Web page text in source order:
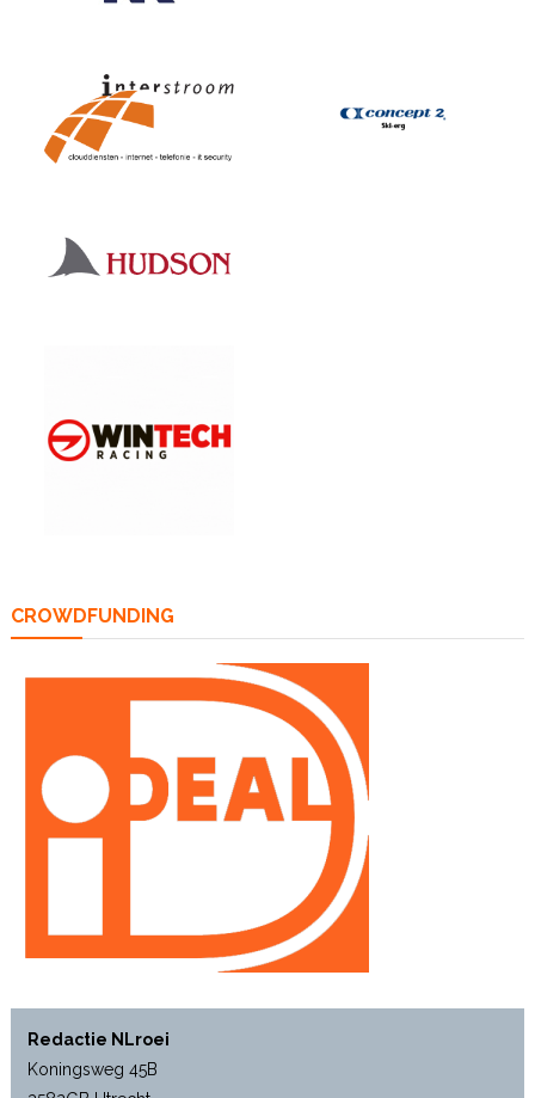
CROWDFUNDING
Redactie NLroei
Koningsweg 45B